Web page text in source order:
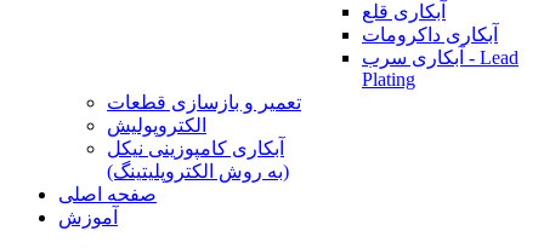
آبکاری قلع
آبکاری داکرومات
آبکاری سرب - Lead
Plating
تعمیر و بازسازی قطعات
الکتروپولیش
آبکاری کامپوزینی نیکل
(به روش الکتروپلیتینگ)
صفحه اصلی
آموزش